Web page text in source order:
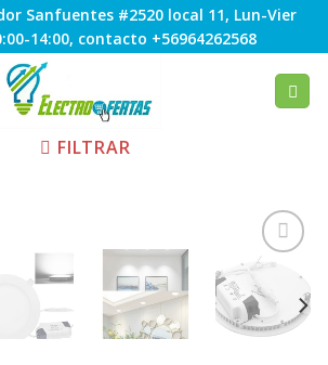
Sanfuentes #2520 local 11, Lun-Vier
14:00, contacto +56964262568
FILTRAR
Agregar
a